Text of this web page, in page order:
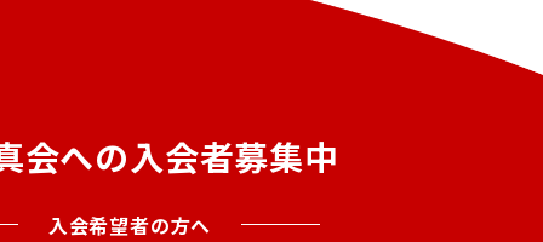
会への入会者募集中
入会希望者の方へ